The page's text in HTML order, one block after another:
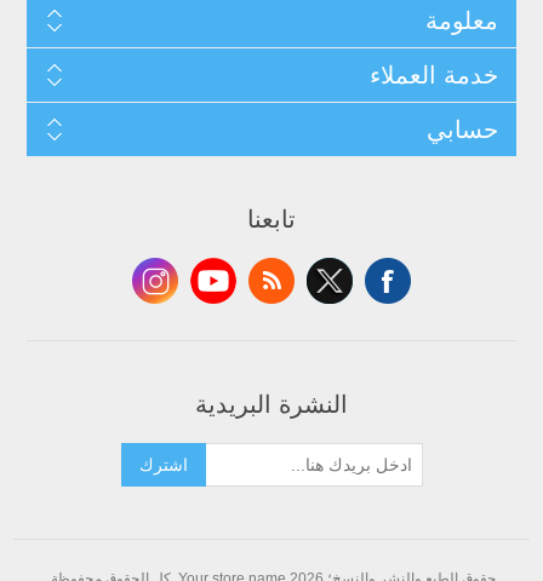
معلومة
خدمة العملاء
حسابي
تابعنا
النشرة البريدية
اشترك